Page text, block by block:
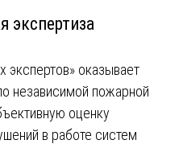
экспертиза
оказывает
независимой пожарной
оценку
в работе систем